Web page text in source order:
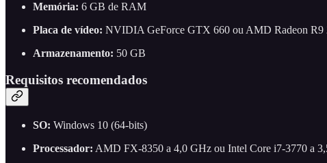
Memória: 6 GB de RAM
Placa de vídeo: NVIDIA GeForce GTX 660 ou AMD Radeon R9
Armazenamento: 50 GB
Requisitos recomendados
SO: Windows 10 (64-bits)
Processador: AMD FX-8350 a 4,0 GHz ou Intel Core i7-3770 a